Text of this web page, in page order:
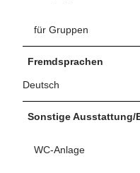
für Gruppen
Fremdsprachen
Deutsch
Sonstige Ausstattung/
WC-Anlage